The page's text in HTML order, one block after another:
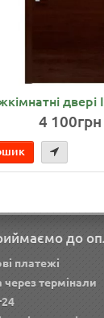
двері
4 100грн
до
платежі
через термінали